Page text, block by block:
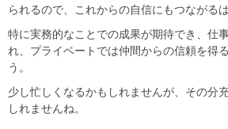
られるので、これからの自信にもつながるは
特に実務的なことでの成果が期待でき、仕
れ、プライベートでは仲間からの信頼を得
う。
少し忙しくなるかもしれませんが、その分
しれませんね。